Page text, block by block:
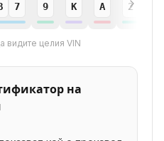
7 9 K A 2
видите целия VIN
на